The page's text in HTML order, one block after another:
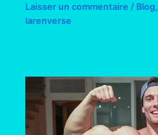
Laisser un commentaire / Blog
larenverse